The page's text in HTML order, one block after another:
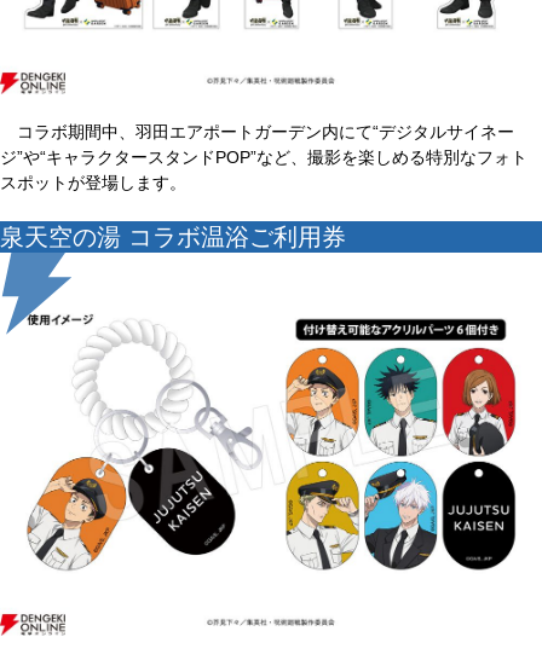
コラボ期間中、羽田エアポートガーデン内にて“デジタルサイネー
ジ”や“キャラクタースタンドPOP”など、撮影を楽しめる特別なフォト
スポットが登場します。
泉天空の湯 コラボ温浴ご利用券